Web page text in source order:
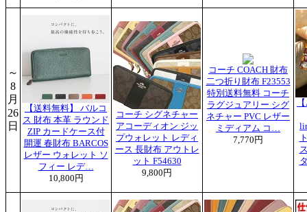
～
8
月
26
日
【送料無料】 バルコ
ス 財布 本革 ラウンド
ZIP カードケース付
開運 春財布 BARCOS
レザー ウォレット ソ
フィー レデ…
10,800円
コーチ シグネチャー
アコーディオン ジッ
プウォレット レディ
ース 長財布 アウトレ
ット F54630
9,800円
コーチ COACH 財布
二つ折り財布 F23553
特別送料無料 コーチ
ラグジュアリー シグ
ネチャー PVC レザー
ミディアム コ…
7,770円